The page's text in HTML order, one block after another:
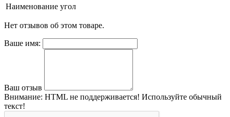
Наименование угол
Нет отзывов об этом товаре.
Ваше имя:
Ваш отзыв
Внимание: HTML не поддерживается! Используйте обычный
текст!